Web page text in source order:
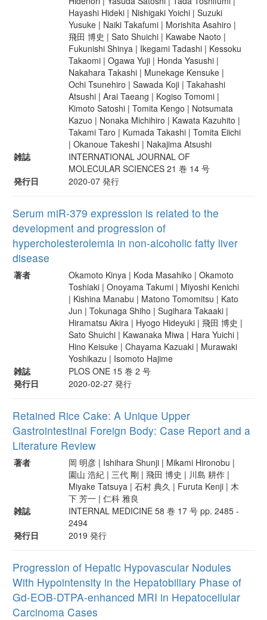
Hayashi Hideki | Nishigaki Yoichi | Suzuki
Yusuke | Naiki Takafumi | Morishita Asahiro |
飛田 博史 | Sato Shuichi | Kawabe Naoto |
Fukunishi Shinya | Ikegami Tadashi | Kessoku
Takaomi | Ogawa Yuji | Honda Yasushi |
Nakahara Takashi | Munekage Kensuke |
Ochi Tsunehiro | Sawada Koji | Takahashi
Atsushi | Arai Taeang | Kogiso Tomomi |
Kimoto Satoshi | Tomita Kengo | Notsumata
Kazuo | Nonaka Michihiro | Kawata Kazuhito |
Takami Taro | Kumada Takashi | Tomita Eiichi
| Okanoue Takeshi | Nakajima Atsushi
雑誌
INTERNATIONAL JOURNAL OF
MOLECULAR SCIENCES 21 巻 14 号
発行日
2020-07 発行
Serum miR-379 expression is related to the
development and progression of
hypercholesterolemia in non-alcoholic fatty liver
disease
著者
Okamoto Kinya | Koda Masahiko | Okamoto
Toshiaki | Onoyama Takumi | Miyoshi Kenichi
| Kishina Manabu | Matono Tomomitsu | Kato
Jun | Tokunaga Shiho | Sugihara Takaaki |
Hiramatsu Akira | Hyogo Hideyuki | 飛田 博史 |
Sato Shuichi | Kawanaka Miwa | Hara Yuichi |
Hino Keisuke | Chayama Kazuaki | Murawaki
Yoshikazu | Isomoto Hajime
雑誌
PLOS ONE 15 巻 2 号
発行日
2020-02-27 発行
Retained Rice Cake: A Unique Upper
Gastrointestinal Foreign Body: Case Report and a
Literature Review
著者
岡 明彦 | Ishihara Shunji | Mikami Hironobu |
園山 浩紀 | 三代 剛 | 飛田 博史 | 川島 耕作 |
Miyake Tatsuya | 石村 典久 | Furuta Kenji | 木
下 芳一 | 仁科 雅良
雑誌
INTERNAL MEDICINE 58 巻 17 号 pp. 2485 -
2494
発行日
2019 発行
Progression of Hepatic Hypovascular Nodules
With Hypointensity in the Hepatobiliary Phase of
Gd-EOB-DTPA-enhanced MRI in Hepatocellular
Carcinoma Cases